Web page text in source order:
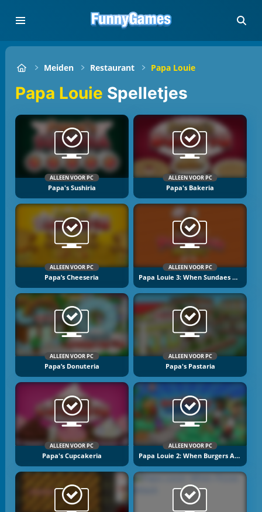
Meiden Restaurant Papa Louie
Papa Louie Spelletjes
ALLEEN VOOR PC
Papa's Sushiria
ALLEEN VOOR PC
Papa's Bakeria
ALLEEN VOOR PC
Papa’s Cheeseria
ALLEEN VOOR PC
Papa Louie 3: When Sundaes Attack
ALLEEN VOOR PC
Papa’s Donuteria
ALLEEN VOOR PC
Papa's Pastaria
ALLEEN VOOR PC
Papa's Cupcakeria
ALLEEN VOOR PC
Papa Louie 2: When Burgers Attack